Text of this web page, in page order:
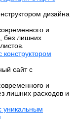
дизайна
и
без лишних
сайт с
и
лишних расходов и
уникальным